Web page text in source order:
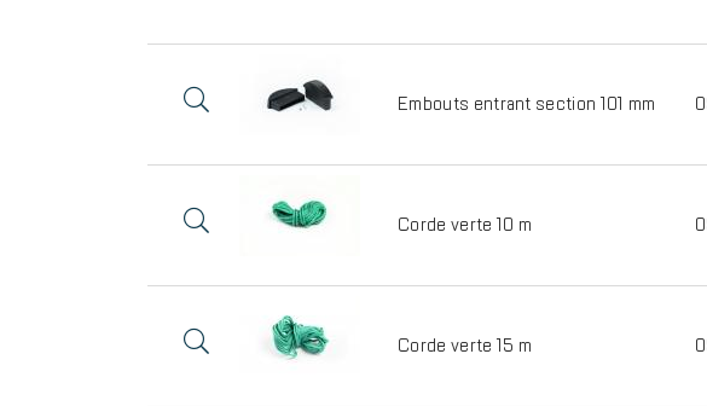
Embouts entrant section 101 mm
Corde verte 10 m
Corde verte 15 m